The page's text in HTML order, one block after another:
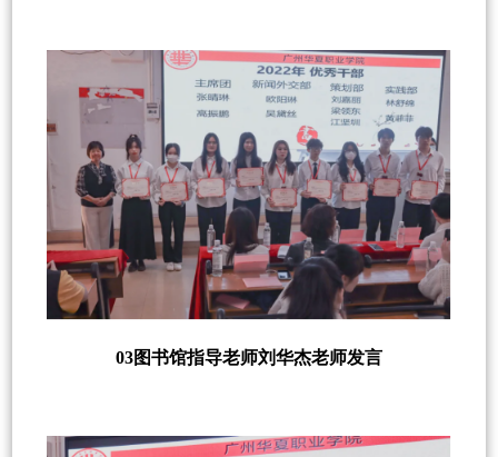
03图书馆指导老师刘华杰老师发言